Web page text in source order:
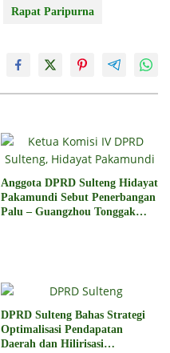
Rapat Paripurna
Anggota DPRD Sulteng Hidayat
Pakamundi Sebut Penerbangan
Palu – Guangzhou Tonggak
DPRD Sulteng Bahas Strategi
Optimalisasi Pendapatan
Daerah dan Hilirisasi